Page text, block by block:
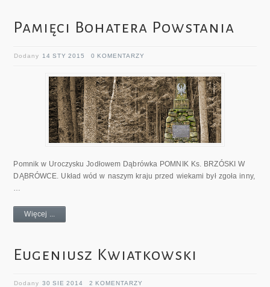
Pamięci Bohatera Powstania
Dodany 14 STY 2015 0 KOMENTARZY
Pomnik w Uroczysku Jodłowem Dąbrówka POMNIK Ks. BRZÓSKI W
DĄBRÓWCE. Układ wód w naszym kraju przed wiekami był zgoła inny,
…
Więcej ...
Eugeniusz Kwiatkowski
Dodany30 SIE 2014 2 KOMENTARZY